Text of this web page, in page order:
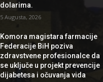
dolarima.
5 Augusta, 2026
Komora magistara farmacije
Federacije BiH poziva
zdravstvene profesionalce da
se uključe u projekt prevencije
dijabetesa i očuvanja vida